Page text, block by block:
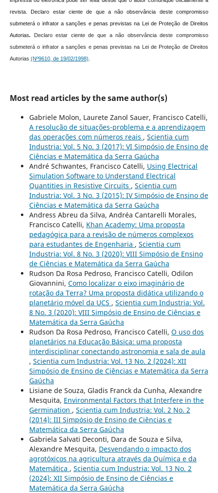
revista.
Declaro estar ciente de que a não observância deste compromisso
submeterá o infrator a sanções e penas previstas na Lei de Proteção de Direitos
Autorias.
Declaro estar ciente de que a não observância deste compromisso
submeterá o infrator a sanções e penas previstas na Lei de Proteção de Direitos
Autorias (Nº9610, de 19/02/1998)
Most read articles by the same author(s)
Gabriele Molon, Laurete Zanol Sauer, Francisco Catelli,
A resolução de situações-problema e a aprendizagem
das operações com números reais , Scientia cum
Industria: Vol. 5 No. 3 (2017): VI Simpósio de Ensino de
Ciências e Matemática da Serra Gaúcha
André Schwantes, Francisco Catelli, Using Electrical
Simulation Software to Understand Electrical
Quantities in Resistive Circuits , Scientia cum
Industria: Vol. 3 No. 3 (2015): IV Simpósio de Ensino de
Ciências e Matemática da Serra Gaúcha
Andress Abreu da Silva, Andréa Cantarelli Morales,
Francisco Catelli, Khan Academy: Uma proposta
pedagógica para a revisão de números complexos
para estudantes de Engenharia , Scientia cum
Industria: Vol. 8 No. 3 (2020): VIII Simpósio de Ensino
de Ciências e Matemática da Serra Gaúcha
Rudson Da Rosa Pedroso, Francisco Catelli, Odilon
Giovannini, Como localizar o eixo imaginário de
rotação da Terra? Uma proposta didática utilizando o
planetário móvel da UCS , Scientia cum Industria: Vol.
8 No. 3 (2020): VIII Simpósio de Ensino de Ciências e
Matemática da Serra Gaúcha
Rudson Da Rosa Pedroso, Francisco Catelli, O uso dos
planetários na Educação Básica: uma proposta
interdisciplinar conectando astronomia e sala de aula
, Scientia cum Industria: Vol. 13 No. 2 (2024): XII
Simpósio de Ensino de Ciências e Matemática da Serra
Gaúcha
Lisiane de Souza, Gladis Franck da Cunha, Alexandre
Mesquita, Environmental Factors that Interfere in the
Germination , Scientia cum Industria: Vol. 2 No. 2
(2014): III Simpósio de Ensino de Ciências e
Matemática da Serra Gaúcha
Gabriela Salvati Deconti, Dara de Souza e Silva,
Alexandre Mesquita, Desvendando o impacto dos
agrotóxicos na agricultura através da Química e da
Matemática , Scientia cum Industria: Vol. 13 No. 2
(2024): XII Simpósio de Ensino de Ciências e
Matemática da Serra Gaúcha